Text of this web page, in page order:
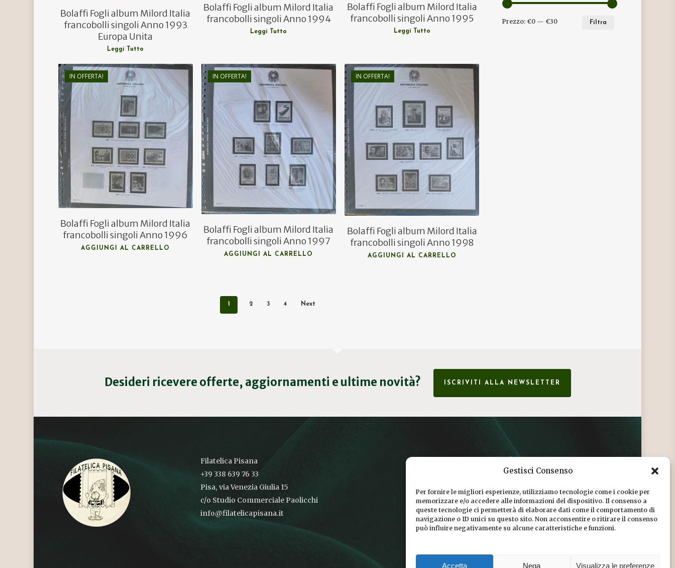
Gestisci Consenso
Per fornire le migliori esperienze, utilizziamo tecnologie come i cookie per
memorizzare e/o accedere alle informazioni del dispositivo. Il consenso a
queste tecnologie ci permetterà di elaborare dati come il comportamento di
navigazione o ID unici su questo sito. Non acconsentire o ritirare il consenso
può influire negativamente su alcune caratteristiche e funzioni.
Accetta Nega Visualizza le preferenze
Bolaffi Fogli album Milord Italia
francobolli singoli Anno 1993
Europa Unita
Leggi Tutto
Bolaffi Fogli album Milord Italia
francobolli singoli Anno 1994
Leggi Tutto
Bolaffi Fogli album Milord Italia
francobolli singoli Anno 1995
Leggi Tutto
IN OFFERTA!
€ 14,50
€11,00
Bolaffi Fogli album Milord Italia
francobolli singoli Anno 1996
AGGIUNGI AL CARRELLO
IN OFFERTA!
€14,50
€
10,00
Bolaffi Fogli album Milord Italia
francobolli singoli Anno 1997
AGGIUNGI AL CARRELLO
IN OFFERTA!
€17,50
€11,00
Bolaffi Fogli album Milord Italia
francobolli singoli Anno 1998
AGGIUNGI AL CARRELLO
1 2 3 4 Next
Filtra
Prezzo: €0 — €30
Desideri ricevere offerte, aggiornamenti e ultime novità? ISCRIVITI ALLA NEWSLETTER
Filatelica Pisana
+39 338 639 76 33
Pisa, via Venezia Giulia 15
c/o Studio Commerciale Paolicchi
info@filatelicapisana.it
COOKIE POLICY
DICONO DI NOI
CHI SIAMO